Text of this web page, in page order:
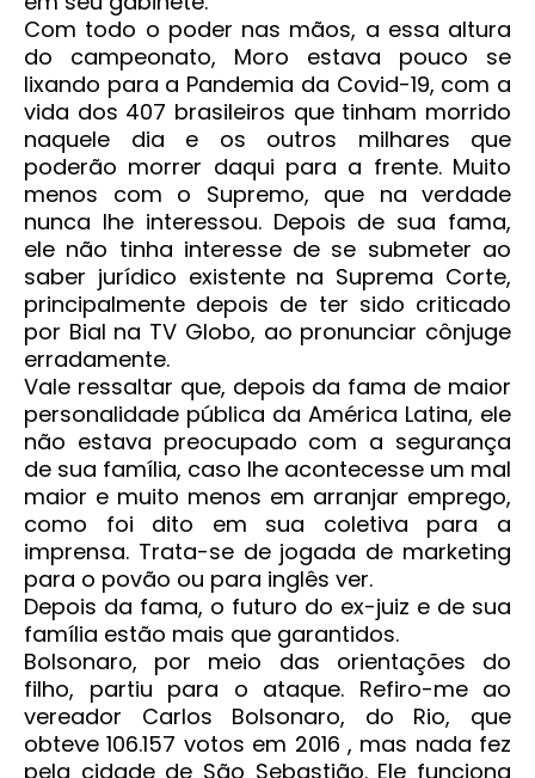
Com todo o poder nas mãos, a essa altura
do campeonato, Moro estava pouco se
lixando para a Pandemia da Covid-19, com a
vida dos 407 brasileiros que tinham morrido
naquele dia e os outros milhares que
poderão morrer daqui para a frente. Muito
menos com o Supremo, que na verdade
nunca lhe interessou. Depois de sua fama,
ele não tinha interesse de se submeter ao
saber jurídico existente na Suprema Corte,
principalmente depois de ter sido criticado
por Bial na TV Globo, ao pronunciar cônjuge
erradamente.
Vale ressaltar que, depois da fama de maior
personalidade pública da América Latina, ele
não estava preocupado com a segurança
de sua família, caso lhe acontecesse um mal
maior e muito menos em arranjar emprego,
como foi dito em sua coletiva para a
imprensa. Trata-se de jogada de marketing
para o povão ou para inglês ver.
Depois da fama, o futuro do ex-juiz e de sua
família estão mais que garantidos.
Bolsonaro, por meio das orientações do
filho, partiu para o ataque. Refiro-me ao
vereador Carlos Bolsonaro, do Rio, que
obteve 106.157 votos em 2016 , mas nada fez
pela cidade de São Sebastião. Ele funciona